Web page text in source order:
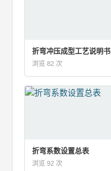
折弯冲压成型工艺说明书
浏览 82 次
折弯系数设置总表
浏览 92 次